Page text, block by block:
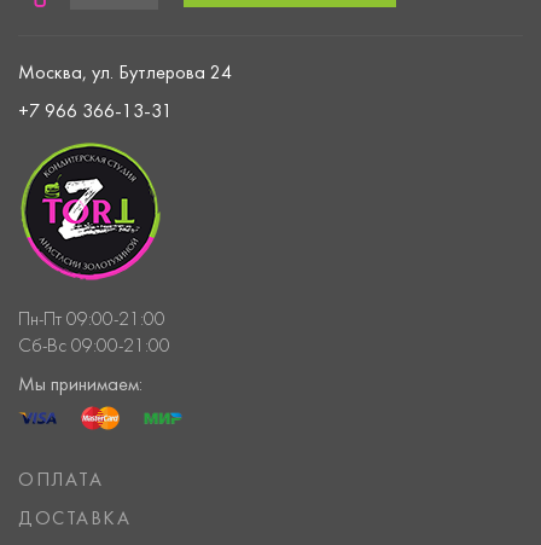
Москва, ул. Бутлерова 24
+7 966 366-13-31
Пн-Пт 09:00-21:00
Сб-Вс 09:00-21:00
Мы принимаем:
ОПЛАТА
ДОСТАВКА